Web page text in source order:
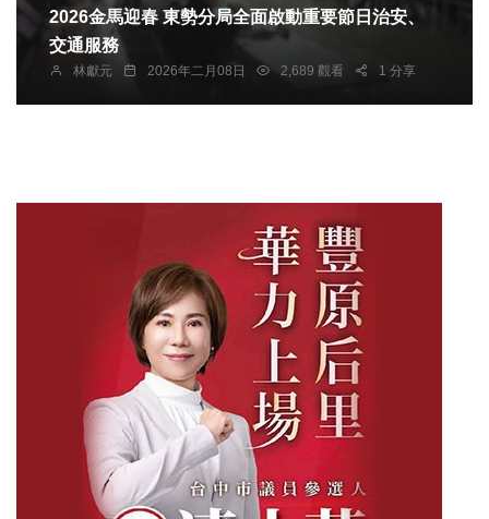
2026金馬迎春 東勢分局全面啟動重要節日治安、
交通服務
林獻元 2026年二月08日 2,689 觀看 1 分享